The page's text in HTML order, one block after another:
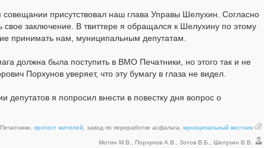
присутствовал наш глава Управы Шелухин. Согласно
свое заключение. В твиттере я обращался к Шелухину по этому
принимать нам, муниципальным депутатам.
должна была поступить в ВМО Печатники, но этого так и не
Порхунов уверяет, что эту бумагу в глаза не видел.
я попросил внести в повестку дня вопрос о
протест жителей завод по переработке асфальта муниципальный вестник
Мотин М.В. Порхунов А.В. Зотов В.Б. Шелухин В.В.